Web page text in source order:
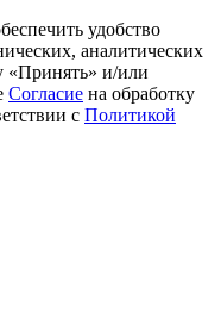
удобство
аналитических
«Принять» и/или
Согласие на обработку
с Политикой